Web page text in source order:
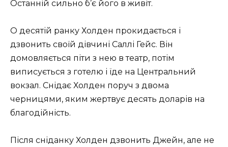
Останній сильно б’є його в живіт.
О десятій ранку Холден прокидається і
дзвонить своїй дівчині Саллі Гейс. Він
домовляється піти з нею в театр, потім
виписується з готелю і їде на Центральний
вокзал. Снідає Холден поруч з двома
черницями, яким жертвує десять доларів на
благодійність.
Після сніданку Холден дзвонить Джейн, але не